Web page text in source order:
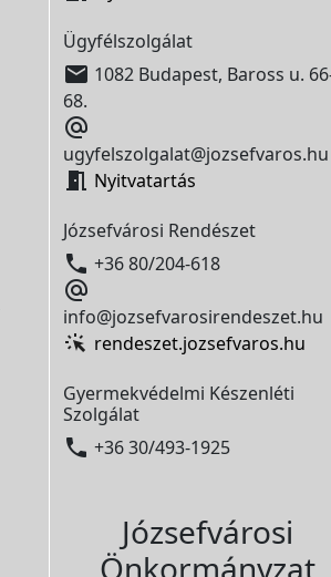
Ügyfélszolgálat
 1082 Budapest, Baross u.
68.

ugyfelszolgalat@jozsefvaros.hu
 Nyitvatartás
Józsefvárosi Rendészet
 +36 80/204-618

info@jozsefvarosirendeszet.hu
rendeszet.jozsefvaros.hu
Gyermekvédelmi Készenléti
Szolgálat
 +36 30/493-1925
Józsefvárosi
Önkormányzat